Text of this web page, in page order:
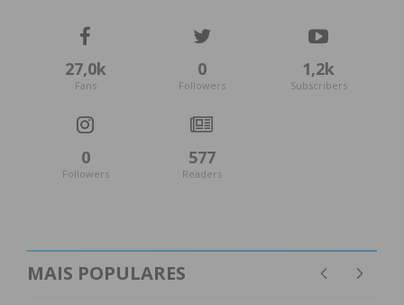
27,0k
Fans
0
Followers
1,2k
Subscribers
0
Followers
577
Readers
MAIS POPULARES